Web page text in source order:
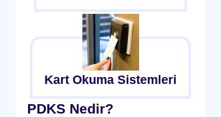
Kart Okuma Sistemleri
PDKS Nedir?